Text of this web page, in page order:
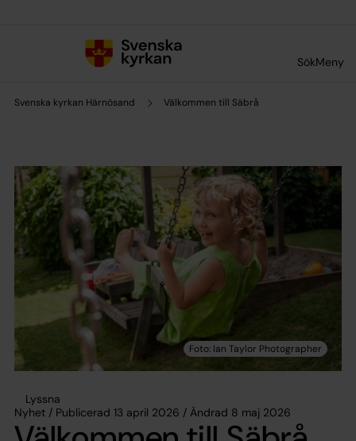
SökMeny
Svenska kyrkan Härnösand Välkommen till Säbrå
Lyssna
Nyhet / Publicerad 13 april 2026 / Ändrad 8 maj 2026